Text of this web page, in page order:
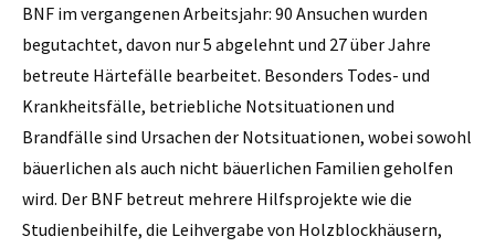
BNF im vergangenen Arbeitsjahr: 90 Ansuchen wurden
begutachtet, davon nur 5 abgelehnt und 27 über Jahre
betreute Härtefälle bearbeitet. Besonders Todes- und
Krankheitsfälle, betriebliche Notsituationen und
Brandfälle sind Ursachen der Notsituationen, wobei sowohl
bäuerlichen als auch nicht bäuerlichen Familien geholfen
wird. Der BNF betreut mehrere Hilfsprojekte wie die
Studienbeihilfe, die Leihvergabe von Holzblockhäusern,